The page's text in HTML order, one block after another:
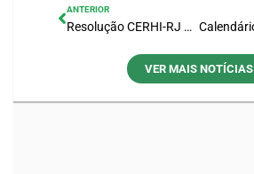
ANTERIOR
Resolução CERHI-RJ nº 275
VER MAIS NOTÍCIAS